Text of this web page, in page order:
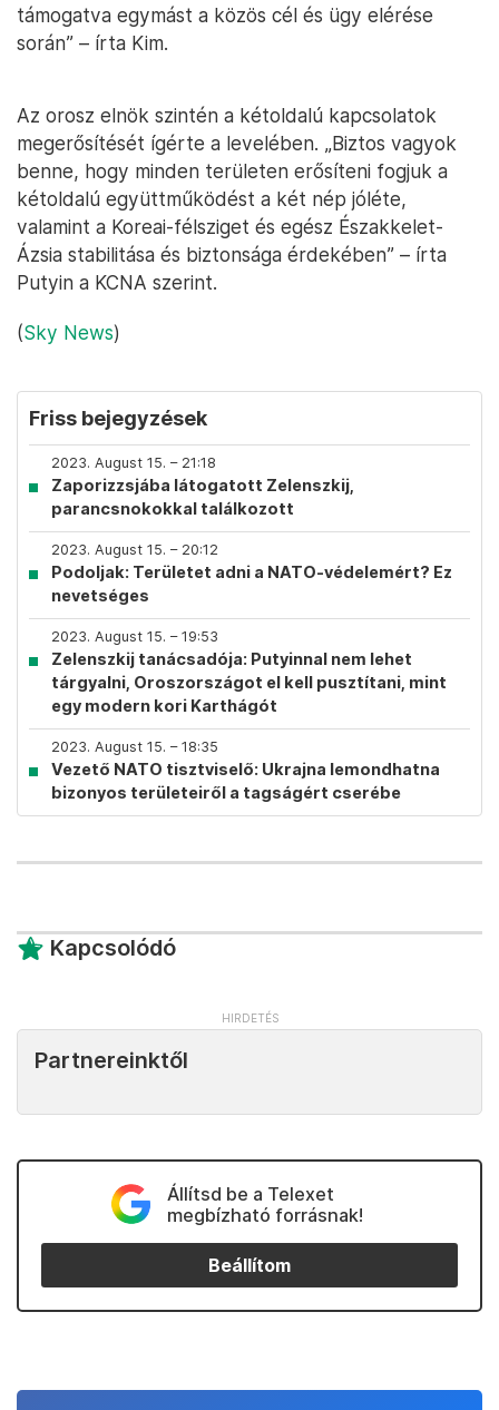
támogatva egymást a közös cél és ügy elérése
során” – írta Kim.
Az orosz elnök szintén a kétoldalú kapcsolatok
megerősítését ígérte a levelében. „Biztos vagyok
benne, hogy minden területen erősíteni fogjuk a
kétoldalú együttműködést a két nép jóléte,
valamint a Koreai-félsziget és egész Északkelet-
Ázsia stabilitása és biztonsága érdekében” – írta
Putyin a KCNA szerint.
(Sky News)
Friss bejegyzések
2023. August 15. – 21:18
Zaporizzsjába látogatott Zelenszkij,
parancsnokokkal találkozott
2023. August 15. – 20:12
Podoljak: Területet adni a NATO-védelemért? Ez
nevetséges
2023. August 15. – 19:53
Zelenszkij tanácsadója: Putyinnal nem lehet
tárgyalni, Oroszországot el kell pusztítani, mint
egy modern kori Karthágót
2023. August 15. – 18:35
Vezető NATO tisztviselő: Ukrajna lemondhatna
bizonyos területeiről a tagságért cserébe
Kapcsolódó
Partnereinktől
Állítsd be a Telexet
megbízható forrásnak!
Beállítom